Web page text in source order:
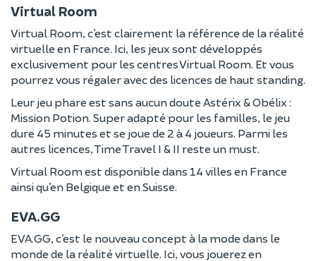
Virtual Room
Virtual Room, c’est clairement la référence de la réalité
virtuelle en France. Ici, les jeux sont développés
exclusivement pour les centres Virtual Room. Et vous
pourrez vous régaler avec des licences de haut standing.
Leur jeu phare est sans aucun doute Astérix & Obélix :
Mission Potion. Super adapté pour les familles, le jeu
dure 45 minutes et se joue de 2 à 4 joueurs. Parmi les
autres licences, Time Travel I & II reste un must.
Virtual Room est disponible dans 14 villes en France
ainsi qu’en Belgique et en Suisse.
EVA.GG
EVA.GG, c’est le nouveau concept à la mode dans le
monde de la réalité virtuelle. Ici, vous jouerez en